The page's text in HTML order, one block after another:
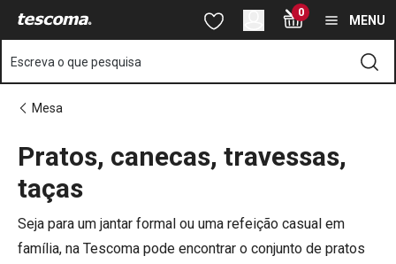
Está na página Louça de cozinha: Pratos, taças, canecas e
Saltar para o conteúdo principal
Saltar para a pesquisa
Saltar para a navegação 0
MENU
Escreva o que pesquisa
Mesa
Pratos, canecas, travessas,
taças
Seja para um jantar formal ou uma refeição casual em
família, na Tescoma pode encontrar o conjunto de pratos